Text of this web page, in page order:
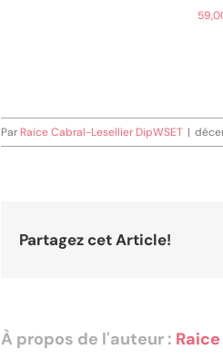
Par Raice Cabral-Lesellier DipWSET |
Partagez cet Article!
À propos de l'auteur :